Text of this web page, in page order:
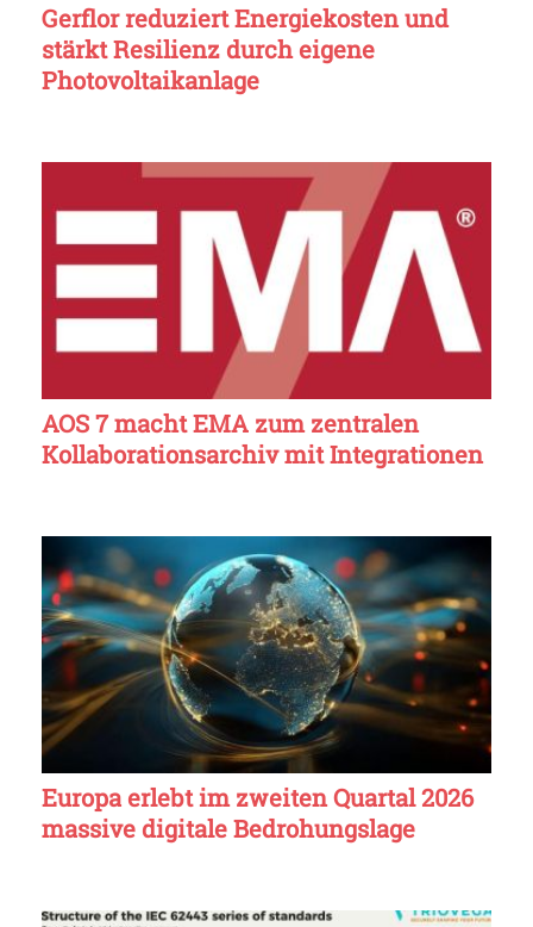
Gerflor reduziert Energiekosten und
stärkt Resilienz durch eigene
Photovoltaikanlage
AOS 7 macht EMA zum zentralen
Kollaborationsarchiv mit Integrationen
Europa erlebt im zweiten Quartal 2026
massive digitale Bedrohungslage